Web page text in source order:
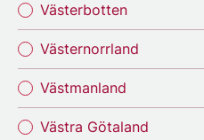
Västerbotten
Västernorrland
Västmanland
Västra Götaland